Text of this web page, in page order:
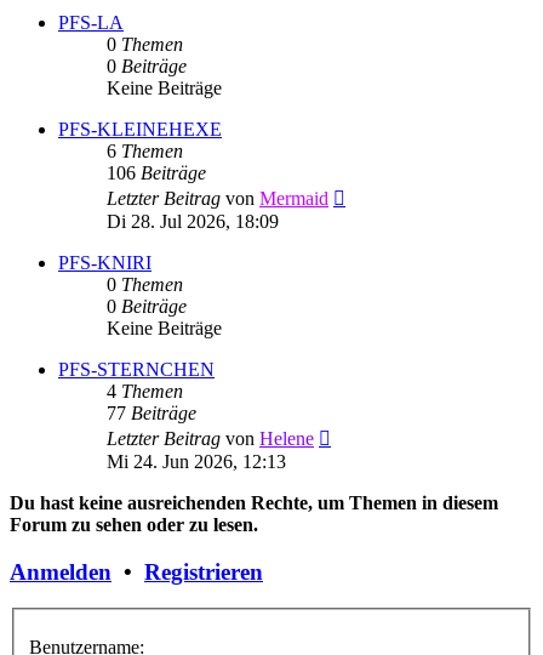
PFS-LA
0 Themen
0 Beiträge
Keine Beiträge
PFS-KLEINEHEXE
6 Themen
106 Beiträge
Letzter Beitrag von Mermaid
Di 28. Jul 2026, 18:09
PFS-KNIRI
0 Themen
0 Beiträge
Keine Beiträge
PFS-STERNCHEN
4 Themen
77 Beiträge
Letzter Beitrag von Helene
Mi 24. Jun 2026, 12:13
Du hast keine ausreichenden Rechte, um Themen in diesem
Forum zu sehen oder zu lesen.
Anmelden • Registrieren
Benutzername: